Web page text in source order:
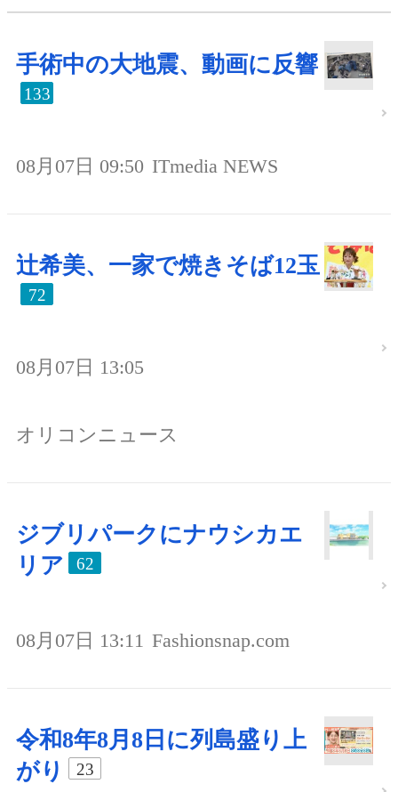
手術中の大地震、動画に反響
133
08月07日 09:50 ITmedia NEWS
辻希美、一家で焼きそば12玉
72
08月07日 13:05
オリコンニュース
ジブリパークにナウシカエ
リア
62
08月07日 13:11 Fashionsnap.com
令和8年8月8日に列島盛り上
がり
23